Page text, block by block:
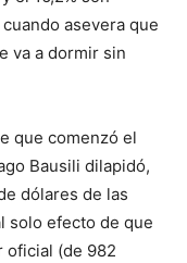
asevera que
va a dormir sin
que comenzó el
Bausili dilapidó,
dólares de las
solo efecto de que
oficial (de 982